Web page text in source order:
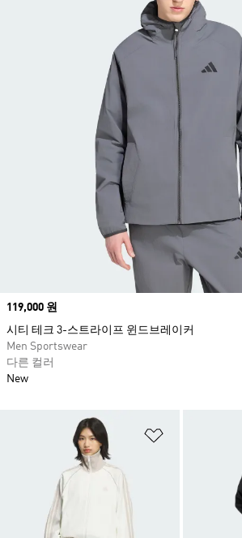
위시리스트
Price
119,000 원
시티 테크 3-스트라이프 윈드브레이커
Men Sportswear
다른 컬러
New